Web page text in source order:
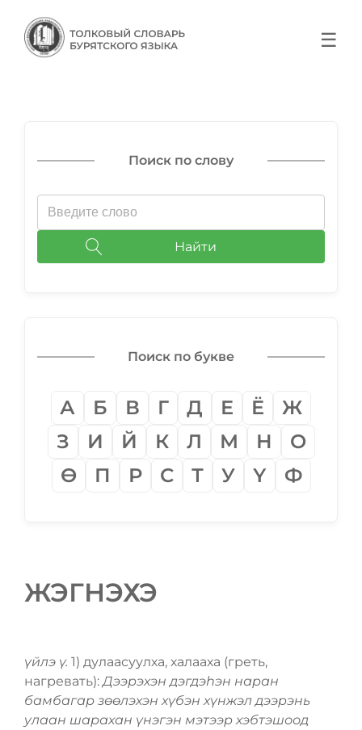
☰
Поиск по слову
Найти
Поиск по букве
А Б В Г Д Е Ё
Ж
З
И Й К Л М Н
О
Ѳ
П Р С Т У Ү Ф
ЖЭГНЭХЭ
үйлэ ү. 1) дулаасуулха, халааха (греть,
нагревать):Дээрэхэн дэгдэһэн наран
бамбагар зѳѳлэхэн хүбэн хүнжэл дээрэнь
улаан шарахан үнэгэн мэтээр хэбтэшоод